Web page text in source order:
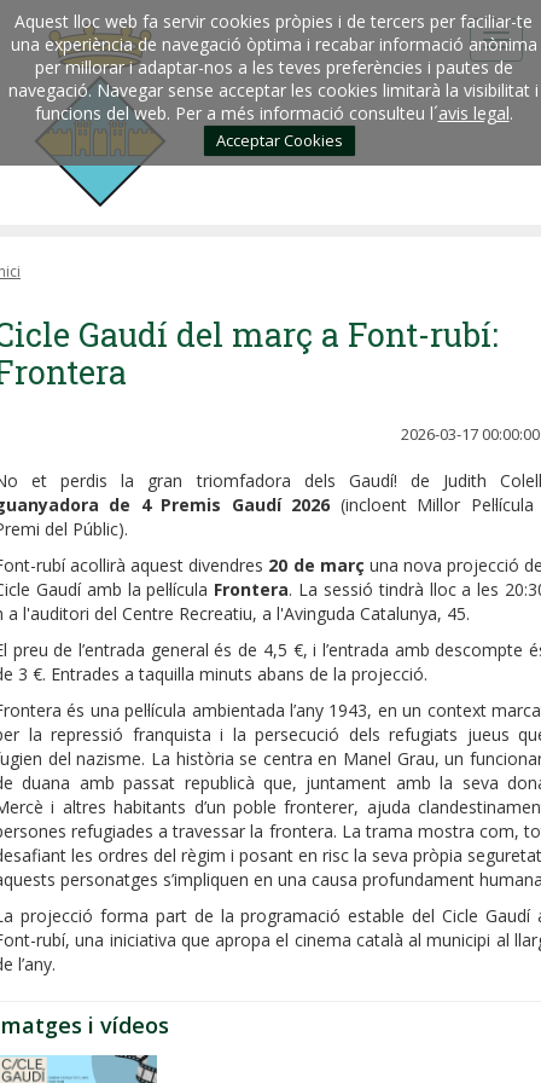
Aquest lloc web fa servir cookies pròpies i de tercers per faciliar-te
una experiència de navegació òptima i recabar informació anònima
per millorar i adaptar-nos a les teves preferències i pautes de
navegació. Navegar sense acceptar les cookies limitarà la visibilitat i
funcions del web. Per a més informació consulteu l´avis legal.
Acceptar Cookies
Gaudí del març a Font-rubí:
2026-03-17 00:00:00
et perdis la gran triomfadora dels Gaudí! de Judith
de 4 Premis Gaudí 2026 (incloent Millor
del Públic).
rubí acollirà aquest divendres 20 de març una nova projecció
Gaudí amb la pel·lícula Frontera. La sessió tindrà lloc a les
a l'auditori del Centre Recreatiu, a l'Avinguda Catalunya, 45.
preu de l’entrada general és de 4,5 €, i l’entrada amb descompte
3 €. Entrades a taquilla minuts abans de la projecció.
és una pel·lícula ambientada l’any 1943, en un context
la repressió franquista i la persecució dels refugiats jueus
del nazisme. La història se centra en Manel Grau, un
duana amb passat republicà que, juntament amb la seva
i altres habitants d’un poble fronterer, ajuda
refugiades a travessar la frontera. La trama mostra com,
les ordres del règim i posant en risc la seva pròpia
personatges s’impliquen en una causa profundament
projecció forma part de la programació estable del Cicle Gaudí
rubí, una iniciativa que apropa el cinema català al municipi al
l’any.
i vídeos